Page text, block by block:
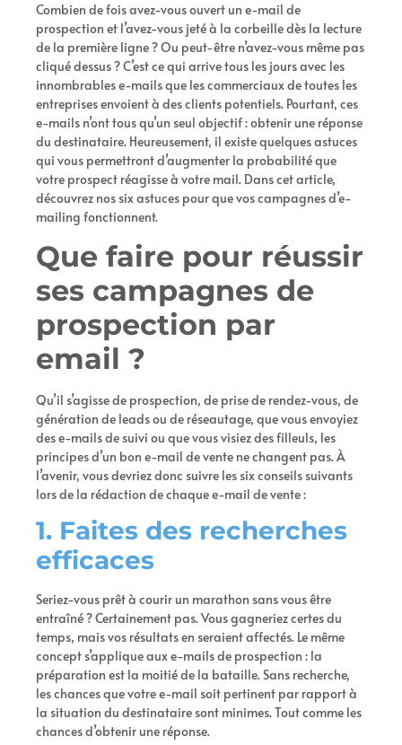
Combien de fois avez-vous ouvert un e-mail de
prospection et l’avez-vous jeté à la corbeille dès la lecture
de la première ligne ? Ou peut-être n’avez-vous même pas
cliqué dessus ? C’est ce qui arrive tous les jours avec les
innombrables e-mails que les commerciaux de toutes les
entreprises envoient à des clients potentiels. Pourtant, ces
e-mails n’ont tous qu’un seul objectif : obtenir une réponse
du destinataire. Heureusement, il existe quelques astuces
qui vous permettront d’augmenter la probabilité que
votre prospect réagisse à votre mail. Dans cet article,
découvrez nos six astuces pour que vos campagnes d’e-
mailing fonctionnent.
Que faire pour réussir
ses campagnes de
prospection par
email ?
Qu’il s’agisse de prospection, de prise de rendez-vous, de
génération de leads ou de réseautage, que vous envoyiez
des e-mails de suivi ou que vous visiez des filleuls, les
principes d’un bon e-mail de vente ne changent pas. À
l’avenir, vous devriez donc suivre les six conseils suivants
lors de la rédaction de chaque e-mail de vente :
1. Faites des recherches
efficaces
Seriez-vous prêt à courir un marathon sans vous être
entraîné ? Certainement pas. Vous gagneriez certes du
temps, mais vos résultats en seraient affectés. Le même
concept s’applique aux e-mails de prospection : la
préparation est la moitié de la bataille. Sans recherche,
les chances que votre e-mail soit pertinent par rapport à
la situation du destinataire sont minimes. Tout comme les
chances d’obtenir une réponse.